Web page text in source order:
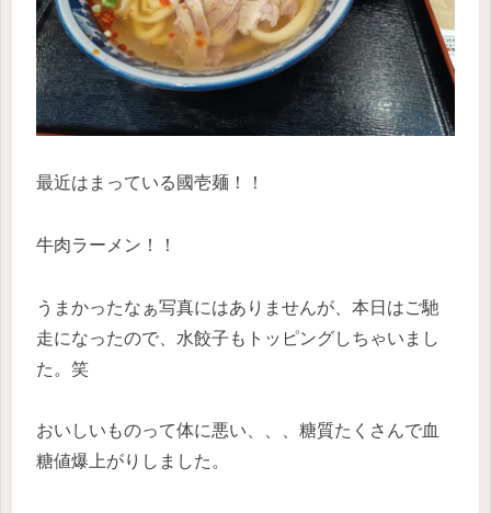
最近はまっている國壱麺！！
牛肉ラーメン！！
うまかったなぁ写真にはありませんが、本日はご馳
走になったので、水餃子もトッピングしちゃいまし
た。笑
おいしいものって体に悪い、、、糖質たくさんで血
糖値爆上がりしました。